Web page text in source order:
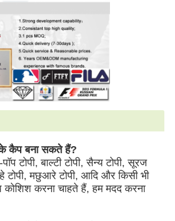
कैप बना सकते हैं?
टोपी, बाल्टी टोपी, सैन्य टोपी, सूरज
टोपी, मछुआरे टोपी, आदि और किसी भी
करना चाहते हैं, हम मदद करना